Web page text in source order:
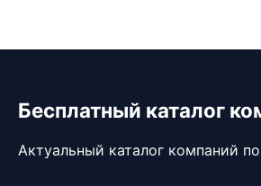
Бесплатный каталог
Актуальный каталог компаний